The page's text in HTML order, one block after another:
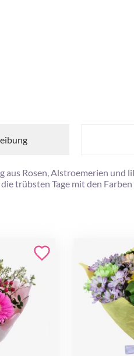
aus Rosen, Alstroemerien und
trübsten Tage mit den